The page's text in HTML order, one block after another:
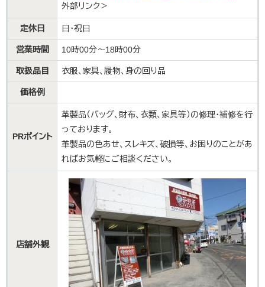
外部リンク＞
定休日 日・祝日
営業時間 10時00分～18時00分
取扱品目 衣服、家具、履物、身の回り品
価格例
PRポイント
革製品（バッグ、財布、衣類、家具等）の修理・補修を行
っております。
革製品の色あせ、スレキズ、破損等、お困りのことがあ
ればお気軽にご相談ください。
店舗外観